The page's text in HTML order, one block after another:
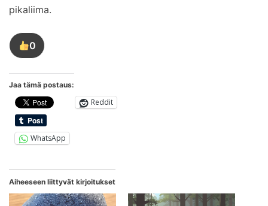
pikaliima.
0
Tykkää
tästä
Jaa tämä postaus:
Reddit
WhatsApp
Aiheeseen liittyvät kirjoitukset